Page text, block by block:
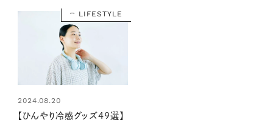
LIFESTYLE
2024.08.20
【ひんやり冷感グッズ49選】